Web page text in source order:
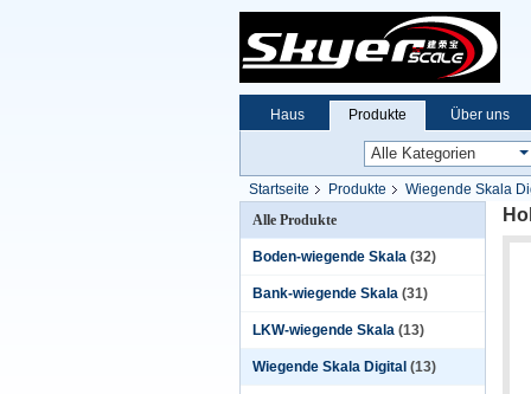
Haus Produkte Über uns
Startseite Produkte
Wiegende Skala
Alle Produkte
Boden-wiegende Skala (32)
Bank-wiegende Skala (31)
LKW-wiegende Skala (13)
Wiegende Skala Digital (13)